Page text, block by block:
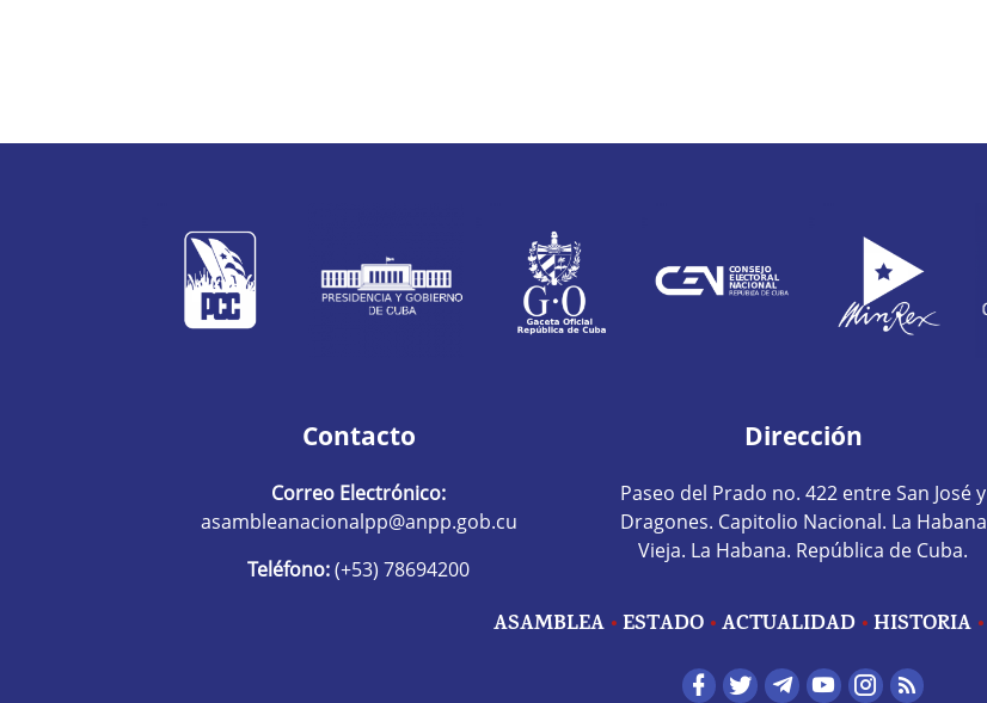
Contacto
Correo Electrónico:
asambleanacionalpp@anpp.gob.cu
Teléfono:(+53) 78694200
Dirección
Paseo del Prado no. 422 entre San José y
Dragones. Capitolio Nacional. La Habana
Vieja. La Habana. República de Cuba.
ASAMBLEA ESTADO ACTUALIDAD HISTORIA
Redes sociales home